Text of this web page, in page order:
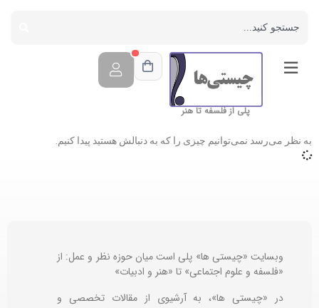
پلی از فلسفه تا هنر
به نظر می‌رسد نمی‌توانیم چیزی را که به دنبالش هستید پیدا کنیم.
وبسایت «چیستی ها» پلی است میان حوزه نظر و عمل: از
«فلسفه و علوم اجتماعی» تا «هنر و ادبیات»
در «چیستی ها»، به آرشیوی از مقالات تخصصی و